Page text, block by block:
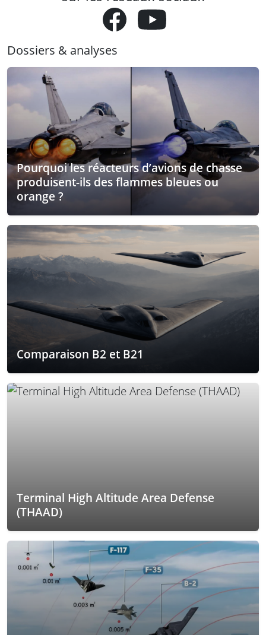
Dossiers & analyses
Pourquoi les réacteurs d’avions de chasse
produisent-ils des flammes bleues ou
orange ?
Comparaison B2 et B21
Terminal High Altitude Area Defense
(THAAD)